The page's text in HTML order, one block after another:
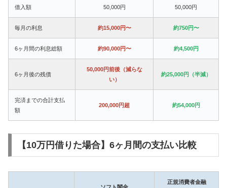
借入額 50,000円 50,000円
毎月の利息 約15,000円〜 約750円〜
6ヶ月間の利息総額 約90,000円〜 約4,500円
6ヶ月後の残債
50,000円前後（減らな
い）
約25,000円（半減）
完済までの合計支払
額
200,000円超 約54,000円
【10万円借りた場合】6ヶ月間の支払い比較
正規消費者金融